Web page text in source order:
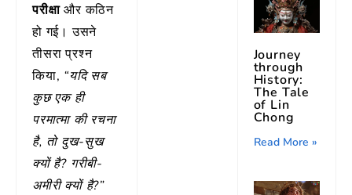
परीक्षाऔर कठिन
हो गई। उसने
तीसरा प्रश्न
किया, “यदि सब
कुछ एक ही
परमात्मा की रचना
है, तो दुख-सुख
क्यों है? गरीबी-
अमीरी क्यों है?”
Journey
through
History:
The Tale
of Lin
Chong
Read More »